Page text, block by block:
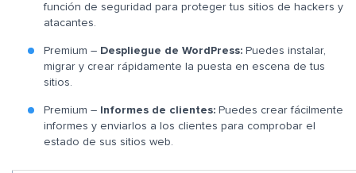
función de seguridad para proteger tus sitios de hackers y
atacantes.
Premium – Despliegue de WordPress: Puedes instalar,
migrar y crear rápidamente la puesta en escena de tus
sitios.
Premium – Informes de clientes: Puedes crear fácilmente
informes y enviarlos a los clientes para comprobar el
estado de sus sitios web.